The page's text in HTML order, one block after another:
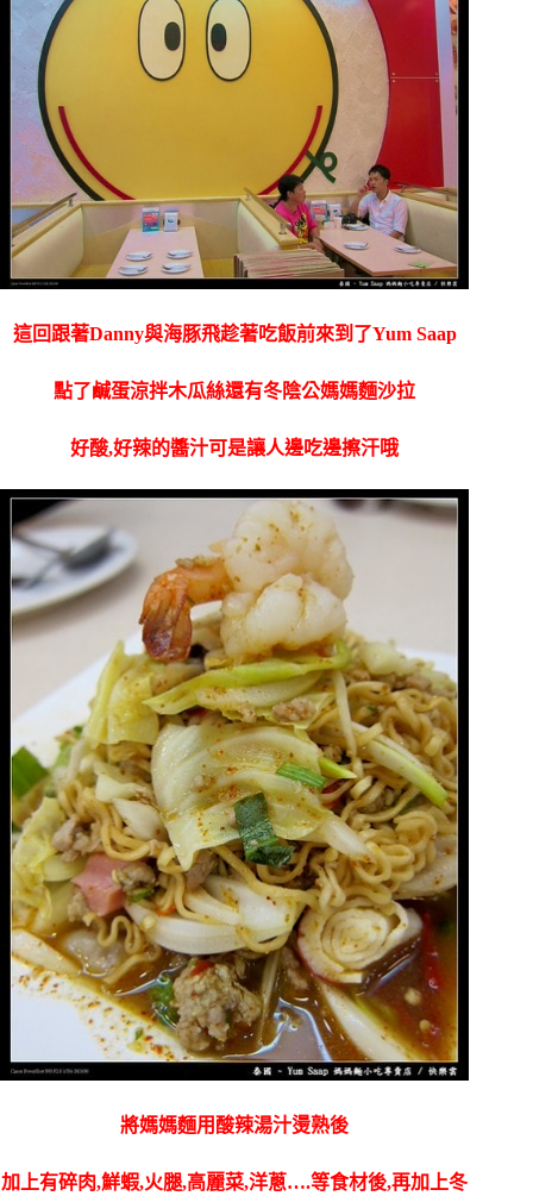
這回跟著Danny與海豚飛趁著吃飯前來到了Yum Saap
點了鹹蛋涼拌木瓜絲還有冬陰公媽媽麵沙拉
好酸,好辣的醬汁可是讓人邊吃邊擦汗哦
將媽媽麵用酸辣湯汁燙熟後
加上有碎肉,鮮蝦,火腿,高麗菜,洋蔥….等食材後,再加上冬